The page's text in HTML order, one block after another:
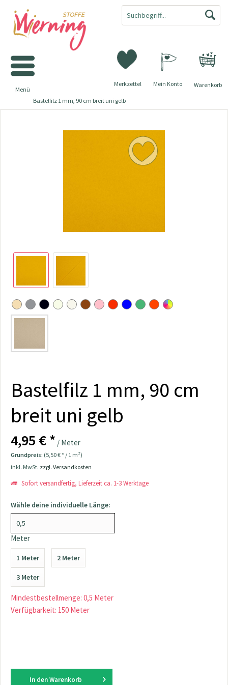
Warenkorb
Merkzettel Mein Konto
Menü
Bastelfilz 1 mm, 90 cm breit uni gelb
Bastelfilz 1 mm, 90 cm
breit uni gelb
4,95 € * / Meter
Grundpreis: (5,50 € * / 1 m²)
inkl. MwSt. zzgl. Versandkosten
Sofort versandfertig, Lieferzeit ca. 1-3 Werktage
Wähle deine individuelle Länge:
Meter
1 Meter 2 Meter
3 Meter
Mindestbestellmenge: 0,5 Meter
Verfügbarkeit: 150 Meter
In den Warenkorb